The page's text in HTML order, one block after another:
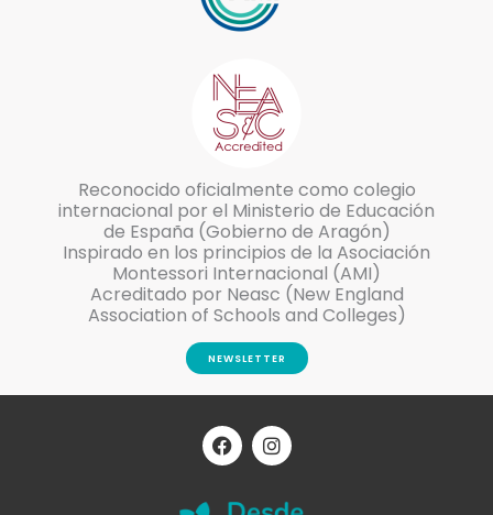
Reconocido oficialmente como colegio
internacional por el Ministerio de Educación
de España (Gobierno de Aragón)
Inspirado en los principios de la Asociación
Montessori Internacional (AMI)
Acreditado por Neasc (New England
Association of Schools and Colleges)
NEWSLETTER
F
a
c
I
n
s